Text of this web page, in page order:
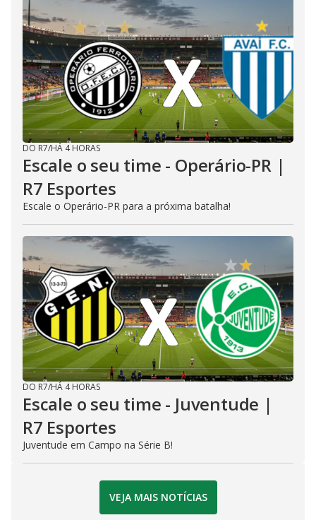
DO R7/HÁ 4 HORAS
Escale o seu time - Operário-PR |
R7 Esportes
Escale o Operário-PR para a próxima batalha!
DO R7/HÁ 4 HORAS
Escale o seu time - Juventude |
R7 Esportes
Juventude em Campo na Série B!
VEJA MAIS NOTÍCIAS